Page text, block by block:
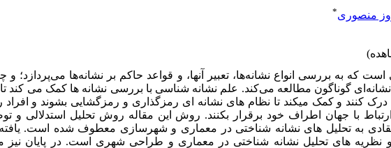
منصوری*
که به بررسی انواع نشانه‌ها، تعبیر آنها، و قواعد حاکم بر نشانه‌ها می‌پردازد؛ و
گوناگون مطالعه می‌کند. علم نشانه شناسی با بررسی نشانه ها کمک می کند تا
کنند و کمک می­کند تا نظام های نشانه ای رمزگذاری و رمزگشایی بشوند و افراد
ارتباط با جهان اطراف خود برقرار بکنند. روش این مقاله روش تحلیل استدلالی و
به تحلیل های نشانه شناختی در معماری و شهرسازی معطوف شده است.